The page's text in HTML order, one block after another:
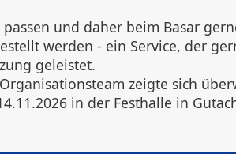
und daher beim Basar
werden - ein Service, der
geleistet.
zeigte sich
in der Festhalle in